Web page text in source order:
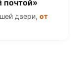
почтой»
двери, от